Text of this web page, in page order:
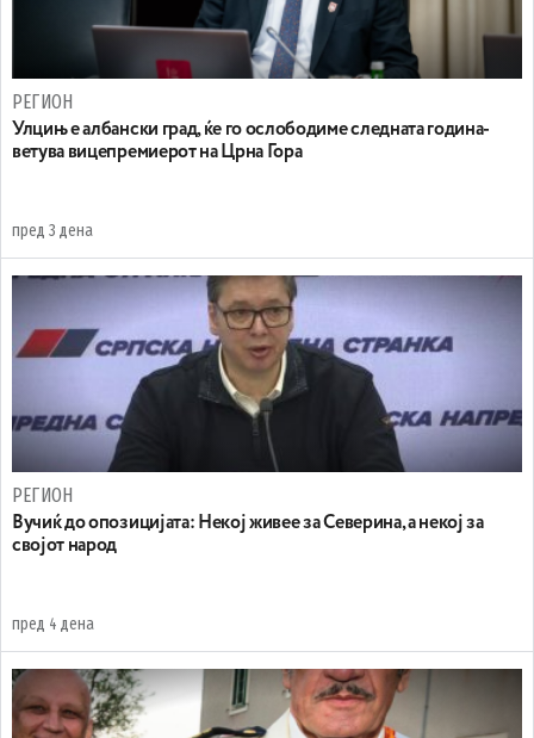
РЕГИОН
Улцињ е албански град, ќе го ослободиме следната година-
ветува вицепремиерот на Црна Гора
пред 3 дена
РЕГИОН
Вучиќ до опозицијата: Некој живее за Северина, а некој за
својот народ
пред 4 дена